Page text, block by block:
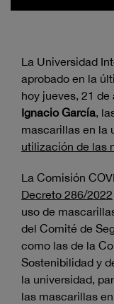
La Universidad
aprobado en la
hoy jueves, 21
Ignacio García,
mascarillas en la
utilización de las
La Comisión
Decreto 286/2022
uso de
del Comité de
como las de la
Sostenibilidad y
la universidad,
las mascarillas